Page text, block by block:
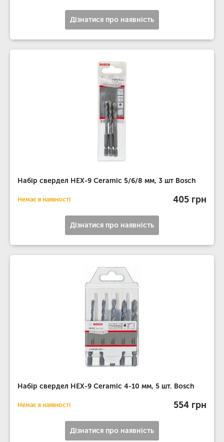
Дізнатися про наявність
Набір свердел HEX-9 Ceramic 5/6/8 мм, 3 шт Bosch
Немає в наявності 405 грн
Дізнатися про наявність
Набір свердел HEX-9 Ceramic 4-10 мм, 5 шт. Bosch
Немає в наявності 554 грн
Дізнатися про наявність